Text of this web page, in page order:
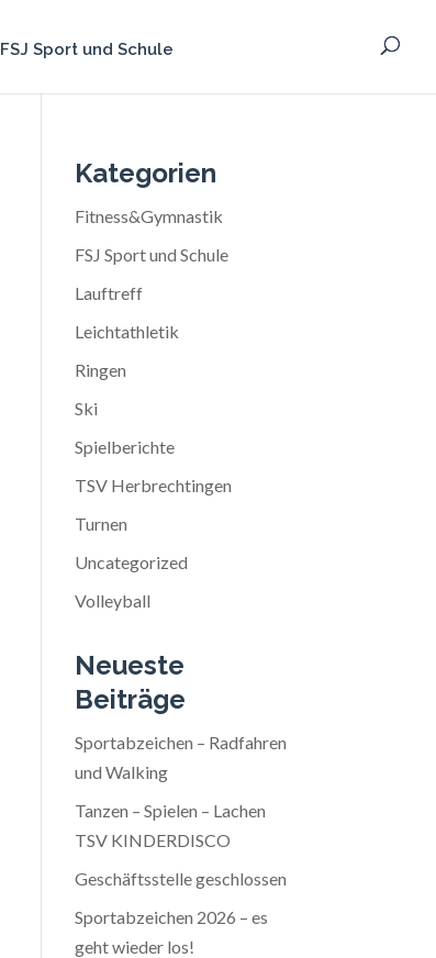
FSJ Sport und Schule
Kategorien
Fitness&Gymnastik
FSJ Sport und Schule
Lauftreff
Leichtathletik
Ringen
Ski
Spielberichte
TSV Herbrechtingen
Turnen
Uncategorized
Volleyball
Neueste
Beiträge
Sportabzeichen – Radfahren
und Walking
Tanzen – Spielen – Lachen
TSV KINDERDISCO
Geschäftsstelle geschlossen
Sportabzeichen 2026 – es
geht wieder los!